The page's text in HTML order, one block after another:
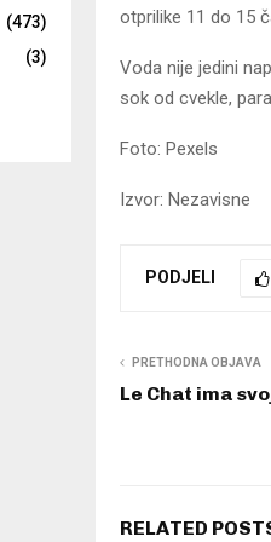
otprilike 11 do 15
Voda nije jedini
sok od cvekle,
Foto: Pexels
Izvor: Nezavisne
PODJELI
PRETHODNA OBJAVA
Le Chat ima
RELATED
(473)
(3)